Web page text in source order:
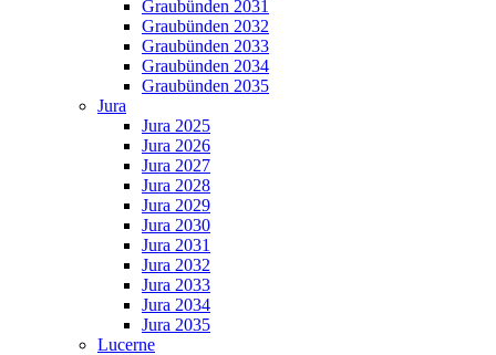
Graubünden 2031
Graubünden 2032
Graubünden 2033
Graubünden 2034
Graubünden 2035
Jura
Jura 2025
Jura 2026
Jura 2027
Jura 2028
Jura 2029
Jura 2030
Jura 2031
Jura 2032
Jura 2033
Jura 2034
Jura 2035
Lucerne